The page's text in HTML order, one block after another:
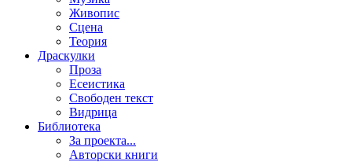
Живопис
Сцена
Теория
Драскулки
Проза
Есеистика
Свободен текст
Видрица
Библиотека
За проекта...
Авторски книги